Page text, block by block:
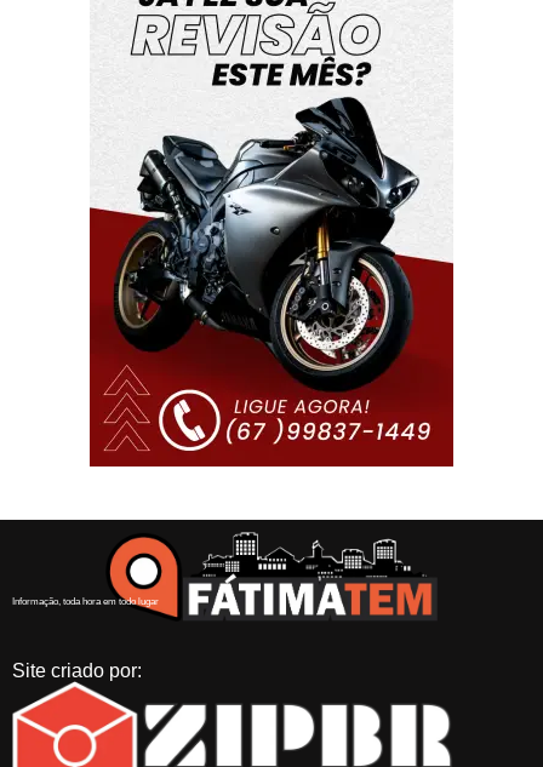
Informação, toda hora em todo lugar
Site criado por: